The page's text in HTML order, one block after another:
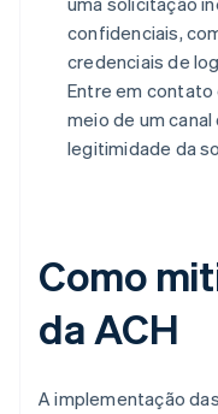
confidenciais,
credenciais de
Entre em
meio de um
legitimidade da
Como
da ACH
A implementação